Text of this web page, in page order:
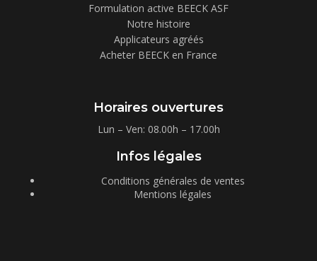
Formulation active BEECK ASF
Notre histoire
Applicateurs agréés
Acheter BEECK en France
Horaires ouvertures
Lun – Ven: 08.00h – 17.00h
Infos légales
Conditions générales de ventes
Mentions légales